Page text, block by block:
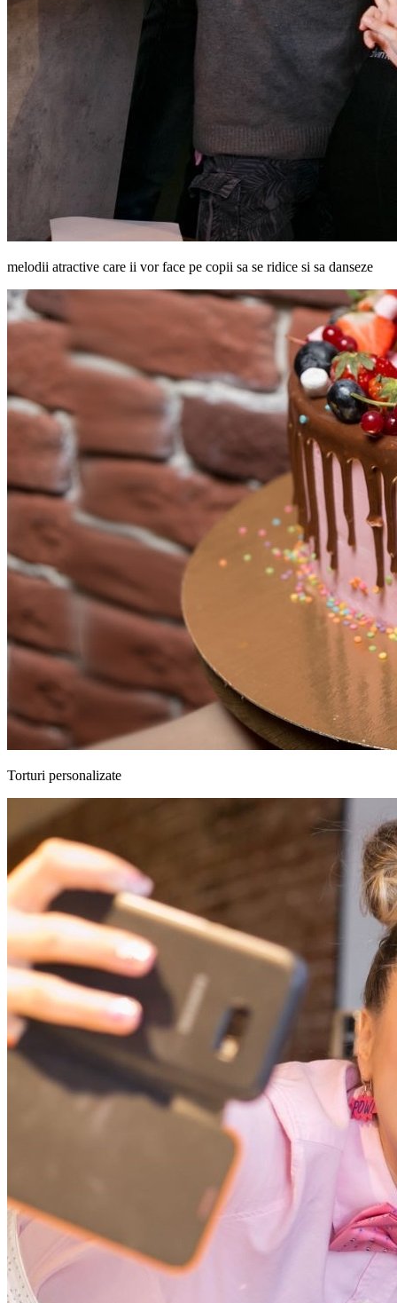
melodii atractive care ii vor face pe copii sa se ridice si sa danseze
Torturi personalizate